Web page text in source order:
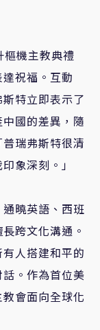
機主教典禮
祝福。互動
特立即表示了
國的差異，隨
瑞弗斯特很清
象深刻。」
曉英語、西班
跨文化溝通。
人搭建和平的
。作為首位美
會面向全球化